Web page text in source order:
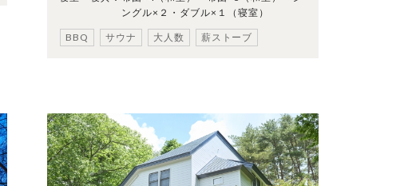
ングル×２・ダブル×１（寝室）
BBQ サウナ 大人数 薪ストーブ